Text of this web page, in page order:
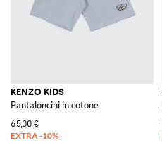
KENZO KIDS
Pantaloncini in cotone
65,00 €